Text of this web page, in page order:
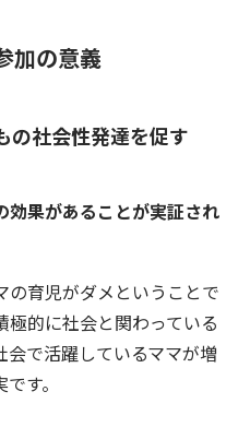
加の意義
の社会性発達を促す
効果があることが実証され
育児がダメということで
的に社会と関わっている
で活躍しているママが増
す。